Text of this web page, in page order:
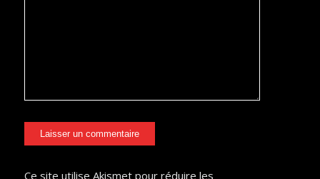
Ce site utilise Akismet pour réduire les